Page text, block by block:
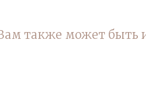
также может быть